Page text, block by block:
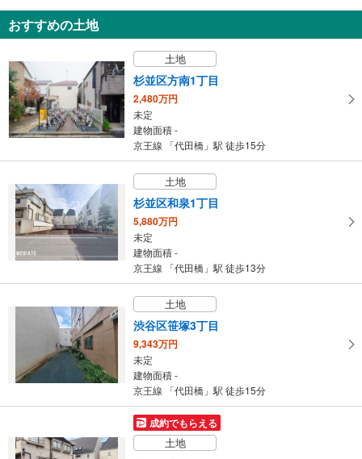
杉並区和泉1丁目
建物面積 119.43m
京王線 「代田橋」駅 徒歩9分
おすすめの土地
土地
杉並区方南1丁目
2,480万円
未定
建物面積 -
京王線 「代田橋」駅 徒歩15分
土地
杉並区和泉1丁目
5,880万円
未定
建物面積 -
京王線 「代田橋」駅 徒歩13分
土地
渋谷区笹塚3丁目
9,343万円
未定
建物面積 -
京王線 「代田橋」駅 徒歩15分
成約でもらえる
土地